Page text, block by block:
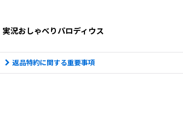
実況おしゃべりパロディウス
返品特約に関する重要事項